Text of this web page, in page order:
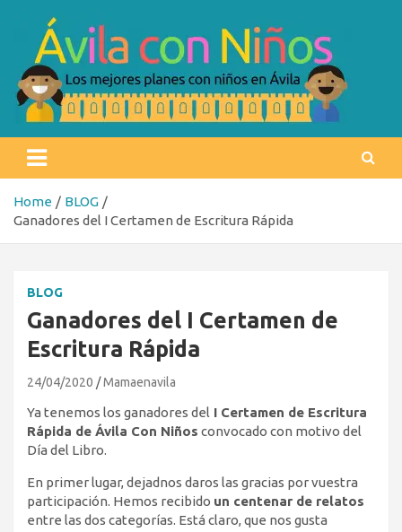
content
Ávila con niños
Home
BLOG
Ganadores del I Certamen de Escritura Rápida
BLOG
Ganadores del I Certamen de
Escritura Rápida
24/04/2020 Mamaenavila
Ya tenemos los ganadores del I Certamen de Escritura
Rápida de Ávila Con Niños convocado con motivo del
Día del Libro.
En primer lugar, dejadnos daros las gracias por vuestra
participación. Hemos recibido un centenar de relatos
entre las dos categorías. Está claro, que nos gusta